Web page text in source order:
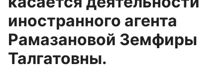
иностранного агента
Рамазановой Земфиры
Талгатовны.